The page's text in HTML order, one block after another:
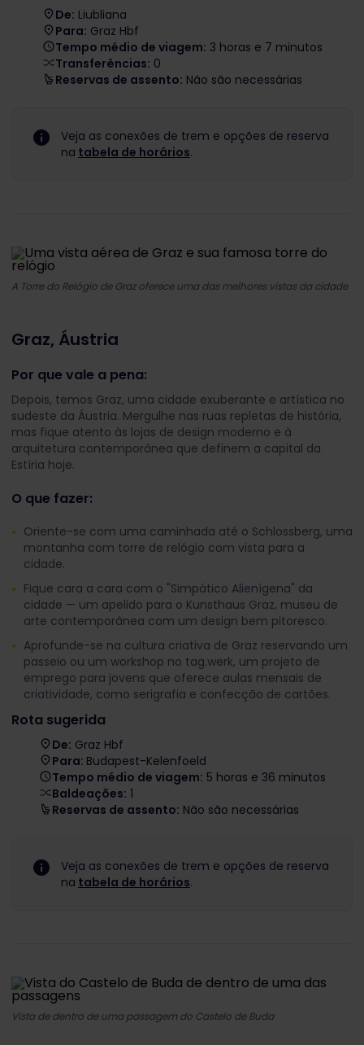
De: Liubliana
Para: Graz Hbf
Tempo médio de viagem: 3 horas e 7 minutos
Transferências: 0
Reservas de assento: Não são necessárias
Veja as conexões de trem e opções de reserva
na tabela de horários.
A Torre do Relógio de Graz oferece uma das melhores vistas da cidade
Graz, Áustria
Por que vale a pena:
Depois, temos Graz, uma cidade exuberante e artística no
sudeste da Áustria. Mergulhe nas ruas repletas de história,
mas fique atento às lojas de design moderno e à
arquitetura contemporânea que definem a capital da
Estíria hoje.
O que fazer:
Oriente-se com uma caminhada até o Schlossberg, uma
montanha com torre de relógio com vista para a
cidade.
Fique cara a cara com o "Simpático Alienígena" da
cidade — um apelido para o Kunsthaus Graz, museu de
arte contemporânea com um design bem pitoresco.
Aprofunde-se na cultura criativa de Graz reservando um
passeio ou um workshop no tag.werk, um projeto de
emprego para jovens que oferece aulas mensais de
criatividade, como serigrafia e confecção de cartões.
Rota sugerida
De: Graz Hbf
Para: Budapest-Kelenfoeld
Tempo médio de viagem: 5 horas e 36 minutos
Baldeações: 1
Reservas de assento: Não são necessárias
Veja as conexões de trem e opções de reserva
na tabela de horários.
Vista de dentro de uma passagem do Castelo de Buda